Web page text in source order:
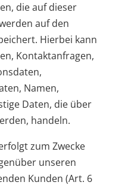
die auf dieser
auf den
Hierbei kann
Kontaktanfragen,
Namen,
Daten, die über
handeln.
zum Zwecke
unseren
Kunden (Art. 6